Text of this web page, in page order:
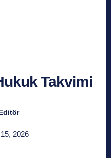
Takvimi
Editör
2026